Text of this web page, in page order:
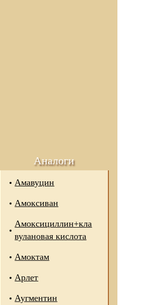
Аналоги
Амавуцин
Амоксиван
Амоксициллин+кла
вулановая кислота
Амоктам
Арлет
Аугментин